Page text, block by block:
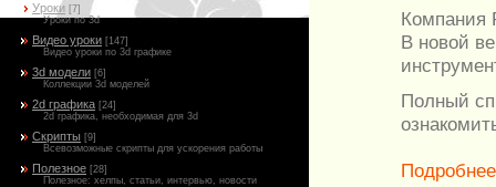
Уроки [7]
Уроки по 3d
Видео уроки [147]
Видео уроки по 3d графике
3d модели [6]
Коллекции 3d моделей
2d графика [24]
2d графика, необходимая для 3d
Скрипты [9]
Всевозможные скрипты для ускорения работы
Полезное [28]
Полезное: хелпы, статьи, интервью, новости
Компания
В новой
Полный